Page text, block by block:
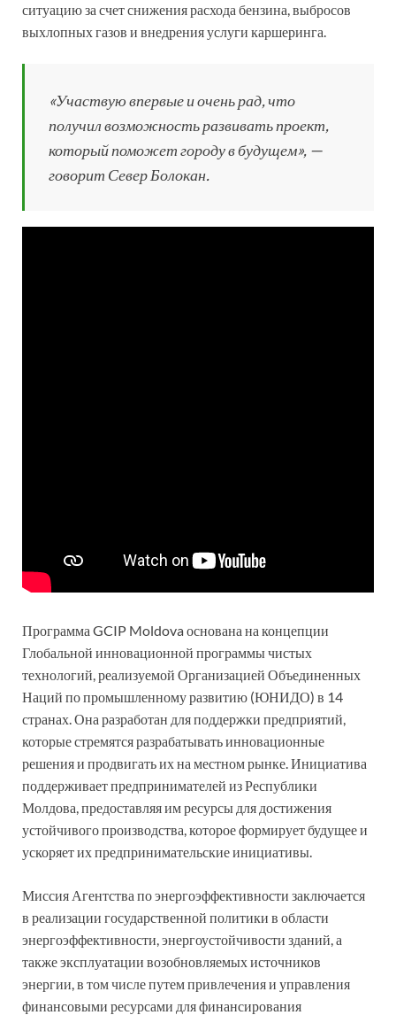
ситуацию за счет снижения расхода бензина, выбросов
выхлопных газов и внедрения услуги каршеринга.
«Участвую впервые и очень рад, что
получил возможность развивать проект,
который поможет городу в будущем», —
говорит Север Болокан.
Программа GCIP Moldova основана на концепции
Глобальной инновационной программы чистых
технологий, реализуемой Организацией Объединенных
Наций по промышленному развитию (ЮНИДО) в 14
странах. Она разработан для поддержки предприятий,
которые стремятся разрабатывать инновационные
решения и продвигать их на местном рынке. Инициатива
поддерживает предпринимателей из Республики
Молдова, предоставляя им ресурсы для достижения
устойчивого производства, которое формирует будущее и
ускоряет их предпринимательские инициативы.
Миссия Агентства по энергоэффективности заключается
в реализации государственной политики в области
энергоэффективности, энергоустойчивости зданий, а
также эксплуатации возобновляемых источников
энергии, в том числе путем привлечения и управления
финансовыми ресурсами для финансирования